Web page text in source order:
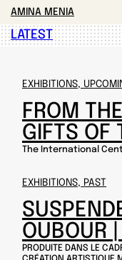
AMINA MENIA
LATEST
EXHIBITIONS,
FROM
GIFTS OF
The International
EXHIBITIONS, PAST
PRODUITE DANS LE